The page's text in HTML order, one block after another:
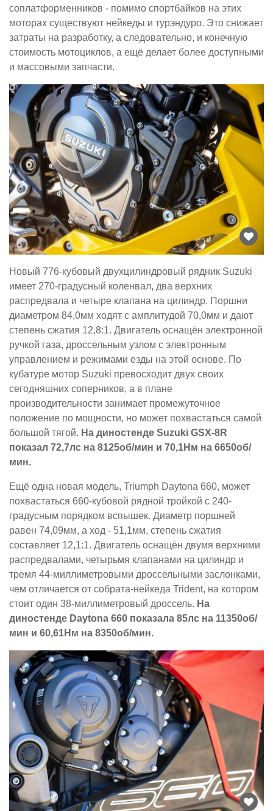
соплатформенников - помимо спортбайков на этих
моторах существуют нейкеды и турэндуро. Это снижает
затраты на разработку, а следовательно, и конечную
стоимость мотоциклов, а ещё делает более доступными
и массовыми запчасти.
Новый 776-кубовый двухцилиндровый рядник Suzuki
имеет 270-градусный коленвал, два верхних
распредвала и четыре клапана на цилиндр. Поршни
диаметром 84,0мм ходят с амплитудой 70,0мм и дают
степень сжатия 12,8:1. Двигатель оснащён электронной
ручкой газа, дроссельным узлом с электронным
управлением и режимами езды на этой основе. По
кубатуре мотор Suzuki превосходит двух своих
сегодняшних соперников, а в плане
производительности занимает промежуточное
положение по мощности, но может похвастаться самой
большой тягой. На диностенде Suzuki GSX-8R
показал 72,7лс на 8125об/мин и 70,1Нм на 6650об/
мин.
Ещё одна новая модель, Triumph Daytona 660, может
похвастаться 660-кубовой рядной тройкой с 240-
градусным порядком вспышек. Диаметр поршней
равен 74,09мм, а ход - 51,1мм, степень сжатия
составляет 12,1:1. Двигатель оснащён двумя верхними
распредвалами, четырьмя клапанами на цилиндр и
тремя 44-миллиметровыми дроссельными заслонками,
чем отличается от собрата-нейкеда Trident, на котором
стоит один 38-миллиметровый дроссель. На
диностенде Daytona 660 показала 85лс на 11350об/
мин и 60,61Нм на 8350об/мин.